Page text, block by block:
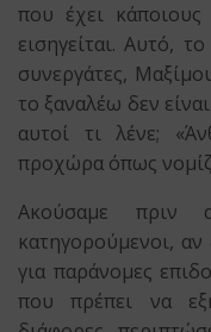
που έχει
εισηγείται. Αυτό,
συνεργάτες,
το ξαναλέω δεν
αυτοί τι λένε;
προχώρα όπως
Ακούσαμε πριν
κατηγορούμενοι,
για παράνομες
που πρέπει να